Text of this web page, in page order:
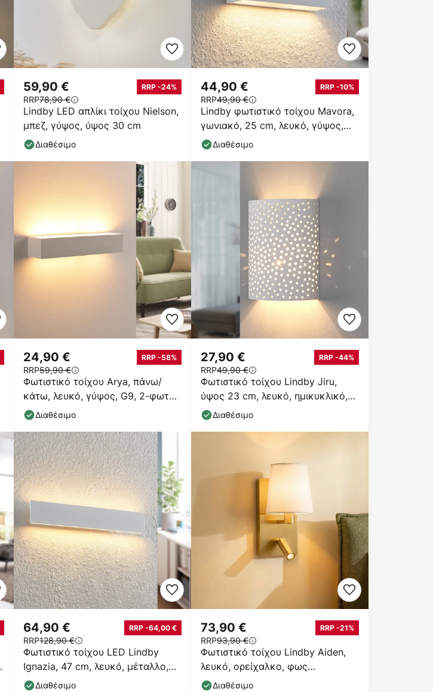
Lindby LED απλίκι τοίχου Nielson,
μπεζ, γύψος, ύψος 30 cm
59,90 € RRP -24%
RRP78,90 €
Διαθέσιμο
Lindby φωτιστικό τοίχου Mavora,
γωνιακό, 25 cm, λευκό, γύψος,
G9
44,90 € RRP -10%
RRP49,90 €
Διαθέσιμο
Φωτιστικό τοίχου Arya, πάνω/
κάτω, λευκό, γύψος, G9, 2-φωτο,
βαφόμενο
24,90 € RRP -58%
RRP59,90 €
Διαθέσιμο
Φωτιστικό τοίχου Lindby Jiru,
ύψος 23 cm, λευκό, ημικυκλικό,
γύψος
27,90 € RRP -44%
RRP49,90 €
Διαθέσιμο
Φωτιστικό τοίχου LED Lindby
Ignazia, 47 cm, λευκό, μέταλλο,
φωτισμός προς τα
64,90 € RRP -64,00 €
RRP128,90 €
Διαθέσιμο
Φωτιστικό τοίχου Lindby Aiden,
λευκό, ορείχαλκο, φως
ανάγνωσης LED
73,90 € RRP -21%
RRP93,90 €
Διαθέσιμο